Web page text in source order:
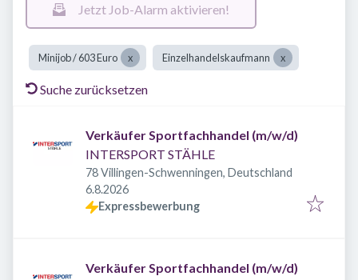
Jetzt Job-Alarm aktivieren!
Minijob / 603 Euro Einzelhandelskaufmann
Suche zurücksetzen
Verkäufer Sportfachhandel (m/w/d)
INTERSPORT STÄHLE
78 Villingen-Schwenningen, Deutschland
Veröffentlicht
6.8.2026
Expressbewerbung
Verkäufer Sportfachhandel (m/w/d)